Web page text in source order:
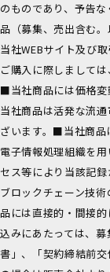
のものであり、予告
品（募集、売出含む
当社WEBサイト及び
ご購入に際しまして
■当社商品には価格
当社商品は活発な流
ざいます。■当社商品
電子情報処理組織を
セス等により当該記
ブロックチェーン技
品には直接的・間接
込みにあたっては、
書」、「契約締結前